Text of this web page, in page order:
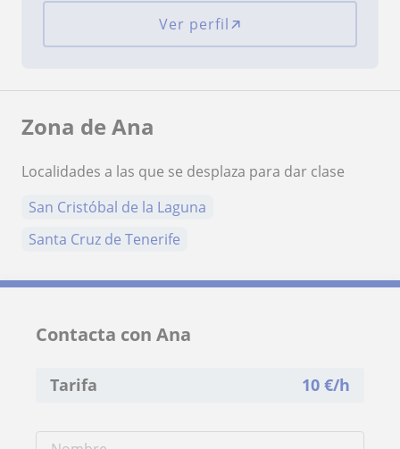
Ver perfil
Zona de Ana
Localidades a las que se desplaza para dar clase
San Cristóbal de la Laguna
Santa Cruz de Tenerife
Contacta con Ana
Tarifa 10 €/h